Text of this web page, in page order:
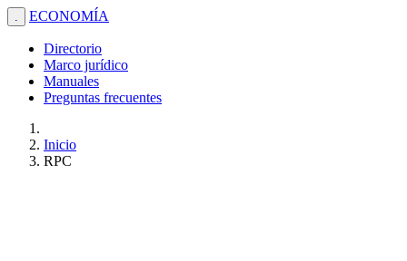
. ECONOMÍA
Directorio
Marco jurídico
Manuales
Preguntas frecuentes
Inicio
RPC